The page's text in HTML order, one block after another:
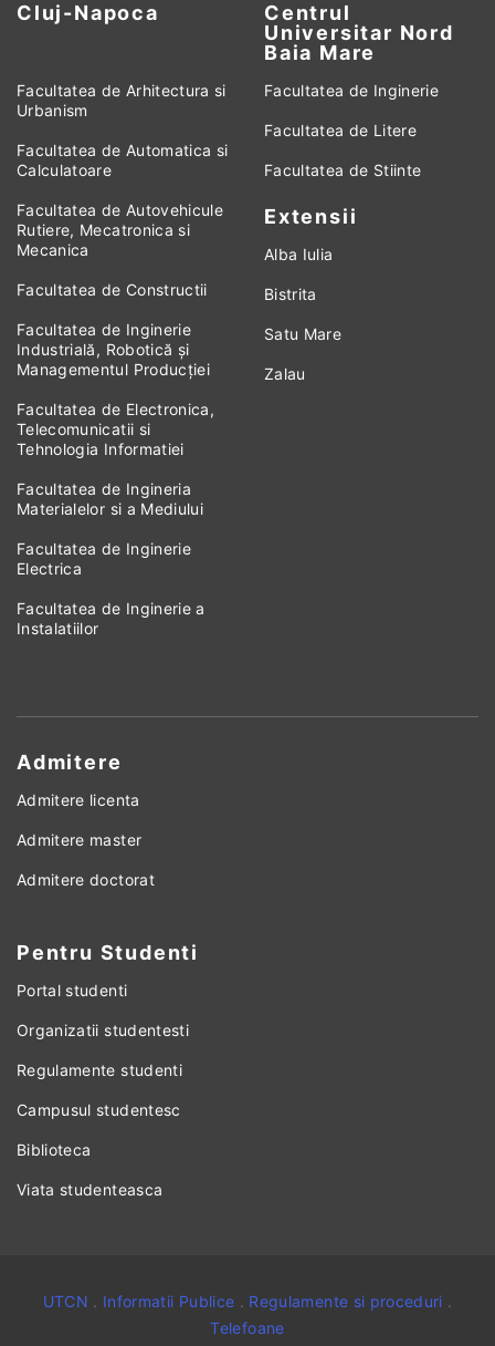
Cluj-Napoca
Centrul
Universitar Nord
Baia Mare
Facultatea de Arhitectura si
Urbanism
Facultatea de Automatica si
Calculatoare
Facultatea de Autovehicule
Rutiere, Mecatronica si
Mecanica
Facultatea de Constructii
Facultatea de Inginerie
Industrială, Robotică și
Managementul Producției
Facultatea de Electronica,
Telecomunicatii si
Tehnologia Informatiei
Facultatea de Ingineria
Materialelor si a Mediului
Facultatea de Inginerie
Electrica
Facultatea de Inginerie a
Instalatiilor
Facultatea de Inginerie
Facultatea de Litere
Facultatea de Stiinte
Extensii
Alba Iulia
Bistrita
Satu Mare
Zalau
Admitere
Admitere licenta
Admitere master
Admitere doctorat
Pentru Studenti
Portal studenti
Organizatii studentesti
Regulamente studenti
Campusul studentesc
Biblioteca
Viata studenteasca
UTCN . Informatii Publice . Regulamente si proceduri .
Telefoane